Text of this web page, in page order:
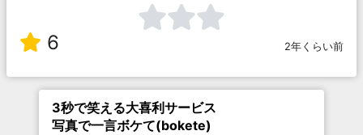
6 2年くらい前
3秒で笑える大喜利サービス
写真で一言ボケて(bokete)